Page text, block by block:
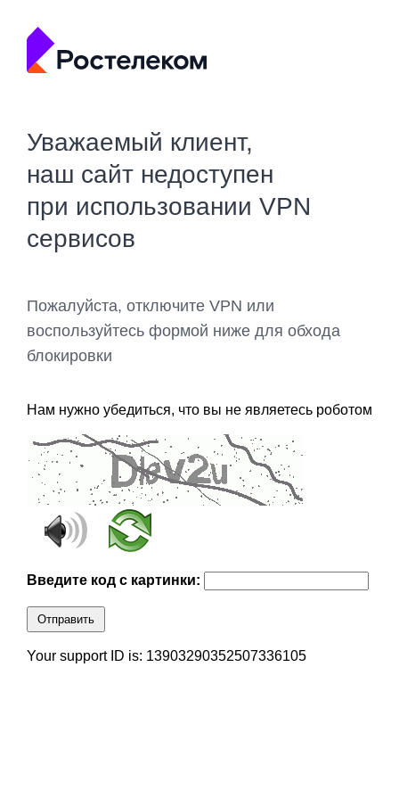
Уважаемый клиент,
наш сайт недоступен
при использовании VPN
сервисов
Пожалуйста, отключите VPN или
воспользуйтесь формой ниже для обхода
блокировки
Нам нужно убедиться, что вы не являетесь роботом
Введите код с картинки:
Отправить
Your support ID is: 13903290352507336105